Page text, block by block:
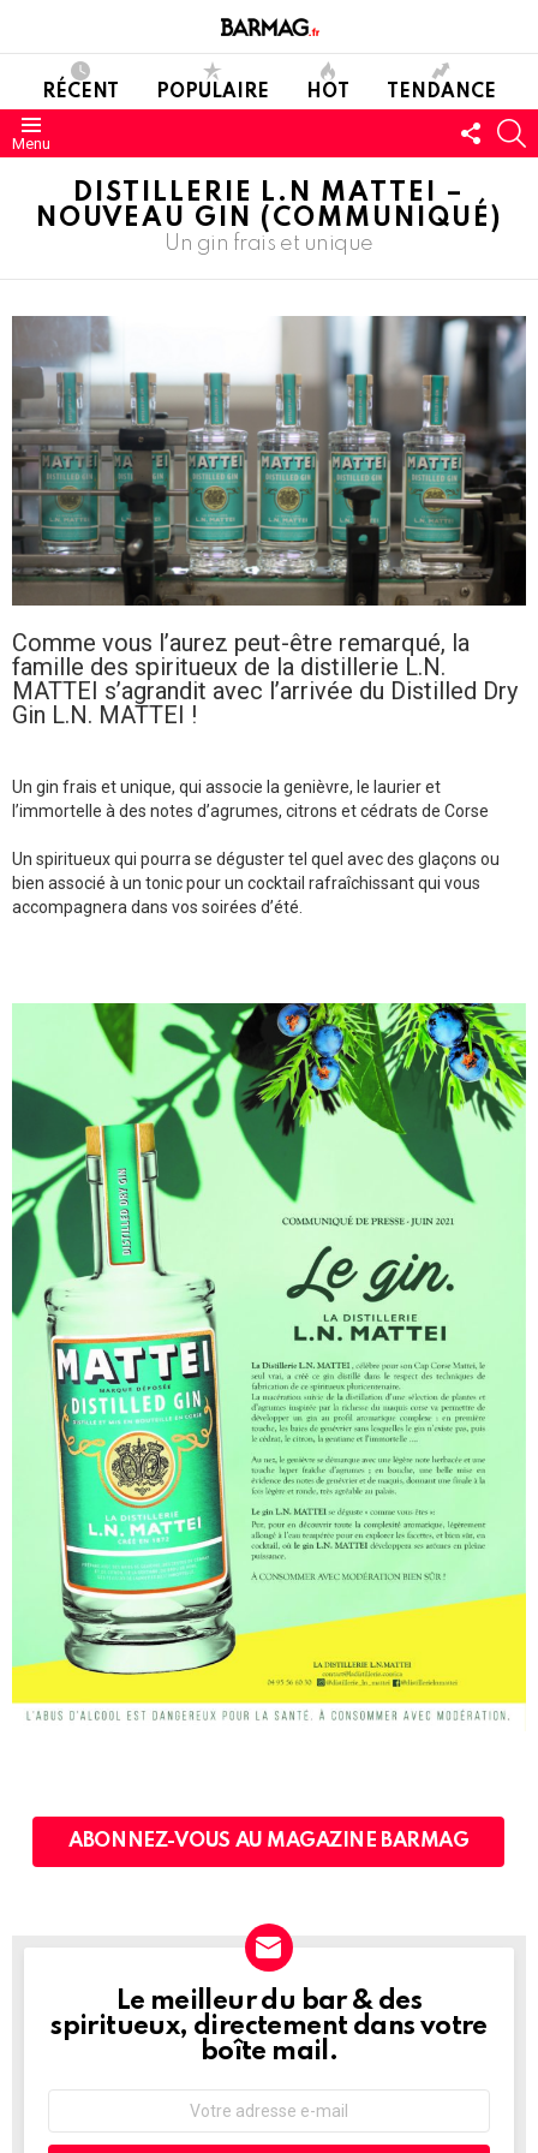
RÉCENT POPULAIRE HOT TENDANCE
Menu
NOUS
DISTILLERIE L.N MATTEI –
NOUVEAU GIN (COMMUNIQUÉ)
Un gin frais et unique
Comme vous l’aurez peut-être remarqué, la
famille des spiritueux de la distillerie L.N.
MATTEI s’agrandit avec l’arrivée du Distilled Dry
Gin L.N. MATTEI !
Un gin frais et unique, qui associe la genièvre, le laurier et
l’immortelle à des notes d’agrumes, citrons et cédrats de Corse
Un spiritueux qui pourra se déguster tel quel avec des glaçons ou
bien associé à un tonic pour un cocktail rafraîchissant qui vous
accompagnera dans vos soirées d’été.
ABONNEZ-VOUS AU MAGAZINE BARMAG
NEWSLETTER
Le meilleur du bar & des
spiritueux, directement dans votre
boîte mail.
mail